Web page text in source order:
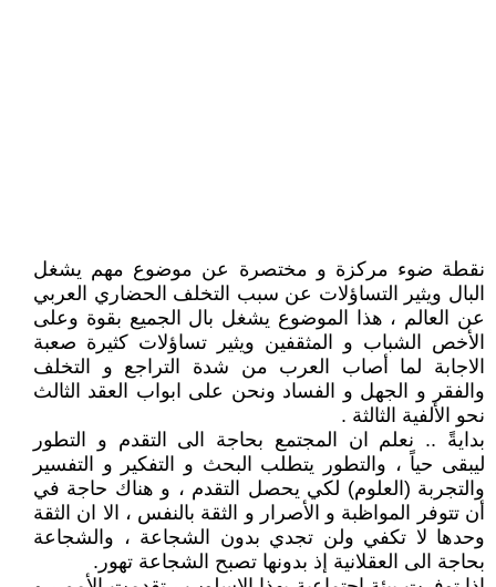
نقطة ضوء مركزة و مختصرة عن موضوع مهم يشغل
البال ويثير التساؤلات عن سبب التخلف الحضاري العربي
عن العالم ، هذا الموضوع يشغل بال الجميع بقوة وعلى
الأخص الشباب و المثقفين ويثير تساؤلات كثيرة صعبة
الاجابة لما أصاب العرب من شدة التراجع و التخلف
والفقر و الجهل و الفساد ونحن على ابواب العقد الثالث
نحو الألفية الثالثة .
بدايةً .. نعلم ان المجتمع بحاجة الى التقدم و التطور
ليبقى حياً ، والتطور يتطلب البحث و التفكير و التفسير
والتجربة (العلوم) لكي يحصل التقدم ، و هناك حاجة في
أن تتوفر المواظبة و الأصرار و الثقة بالنفس ، الا ان الثقة
وحدها لا تكفي ولن تجدي بدون الشجاعة ، والشجاعة
بحاجة الى العقلانية إذ بدونها تصبح الشجاعة تهور.